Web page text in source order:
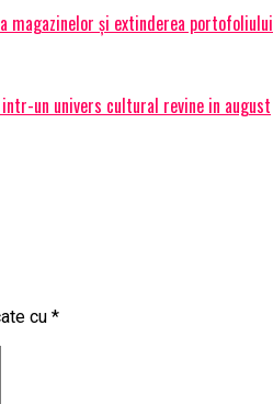
magazinelor și extinderea portofoliului
un univers cultural revine in august
cu *